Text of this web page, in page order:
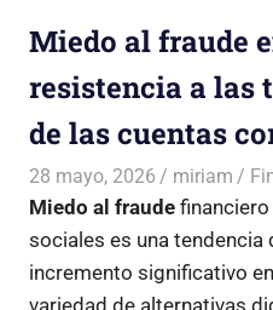
Miedo al fraude
resistencia a las
de las cuentas
28 mayo, 2026 miriam
Miedo al fraude
sociales es una tendencia
incremento significativo
variedad de alternativas